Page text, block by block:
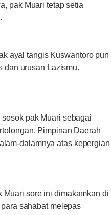
pak Muari tetap setia
ayal tangis Kuswantoro pun
dan urusan Lazismu.
pak Muari sebagai
Pimpinan Daerah
dalamnya atas kepergian
sore ini dimakamkan di
sahabat melepas